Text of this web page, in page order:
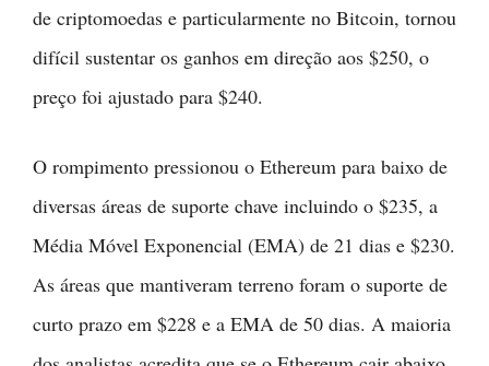
de criptomoedas e particularmente no Bitcoin, tornou
difícil sustentar os ganhos em direção aos $250, o
preço foi ajustado para $240.
O rompimento pressionou o Ethereum para baixo de
diversas áreas de suporte chave incluindo o $235, a
Média Móvel Exponencial (EMA) de 21 dias e $230.
As áreas que mantiveram terreno foram o suporte de
curto prazo em $228 e a EMA de 50 dias. A maioria